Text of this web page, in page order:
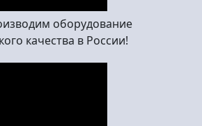
оборудование
качества в России!